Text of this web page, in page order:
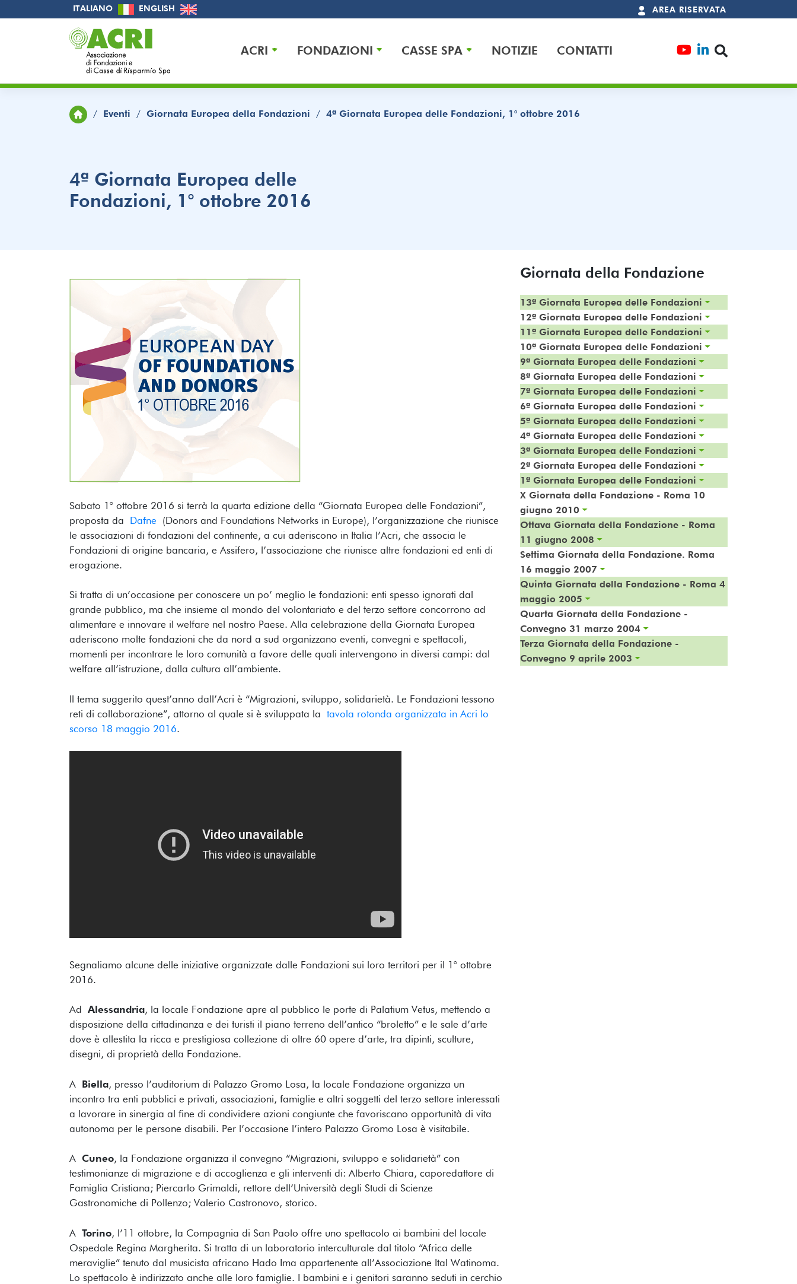
to
ITALIANO ENGLISH AREA RISERVATA
ACRI FONDAZIONI CASSE SPA NOTIZIE CONTATTI
/ Eventi / Giornata Europea della Fondazioni / 4ª Giornata Europea delle Fondazioni, 1° ottobre 2016
4ª Giornata Europea delle
Fondazioni, 1° ottobre 2016
Sabato 1° ottobre 2016 si terrà la quarta edizione della “Giornata Europea delle Fondazioni”,
proposta da Dafne (Donors and Foundations Networks in Europe), l’organizzazione che riunisce
le associazioni di fondazioni del continente, a cui aderiscono in Italia l’Acri, che associa le
Fondazioni di origine bancaria, e Assifero, l’associazione che riunisce altre fondazioni ed enti di
erogazione.
Si tratta di un’occasione per conoscere un po’ meglio le fondazioni: enti spesso ignorati dal
grande pubblico, ma che insieme al mondo del volontariato e del terzo settore concorrono ad
alimentare e innovare il welfare nel nostro Paese. Alla celebrazione della Giornata Europea
aderiscono molte fondazioni che da nord a sud organizzano eventi, convegni e spettacoli,
momenti per incontrare le loro comunità a favore delle quali intervengono in diversi campi: dal
welfare all’istruzione, dalla cultura all’ambiente.
Il tema suggerito quest’anno dall’Acri è “Migrazioni, sviluppo, solidarietà. Le Fondazioni tessono
reti di collaborazione”, attorno al quale si è sviluppata la tavola rotonda organizzata in Acri lo
scorso 18 maggio 2016.
Segnaliamo alcune delle iniziative organizzate dalle Fondazioni sui loro territori per il 1° ottobre
2016.
Ad Alessandria, la locale Fondazione apre al pubblico le porte di Palatium Vetus, mettendo a
disposizione della cittadinanza e dei turisti il piano terreno dell’antico “broletto” e le sale d’arte
dove è allestita la ricca e prestigiosa collezione di oltre 60 opere d’arte, tra dipinti, sculture,
disegni, di proprietà della Fondazione.
A Biella, presso l’auditorium di Palazzo Gromo Losa, la locale Fondazione organizza un
incontro tra enti pubblici e privati, associazioni, famiglie e altri soggetti del terzo settore interessati
a lavorare in sinergia al fine di condividere azioni congiunte che favoriscano opportunità di vita
autonoma per le persone disabili. Per l’occasione l’intero Palazzo Gromo Losa è visitabile.
A Cuneo, la Fondazione organizza il convegno “Migrazioni, sviluppo e solidarietà” con
testimonianze di migrazione e di accoglienza e gli interventi di: Alberto Chiara, caporedattore di
Famiglia Cristiana; Piercarlo Grimaldi, rettore dell’Università degli Studi di Scienze
Gastronomiche di Pollenzo; Valerio Castronovo, storico.
A Torino, l’11 ottobre, la Compagnia di San Paolo offre uno spettacolo ai bambini del locale
Ospedale Regina Margherita. Si tratta di un laboratorio interculturale dal titolo “Africa delle
meraviglie” tenuto dal musicista africano Hado Ima appartenente all’Associazione Ital Watinoma.
Lo spettacolo è indirizzato anche alle loro famiglie. I bambini e i genitori saranno seduti in cerchio
Giornata della Fondazione
13ª Giornata Europea delle Fondazioni
12ª Giornata Europea delle Fondazioni
11ª Giornata Europea delle Fondazioni
10ª Giornata Europea delle Fondazioni
9ª Giornata Europea delle Fondazioni
8ª Giornata Europea delle Fondazioni
7ª Giornata Europea delle Fondazioni
6ª Giornata Europea delle Fondazioni
5ª Giornata Europea delle Fondazioni
4ª Giornata Europea delle Fondazioni
3ª Giornata Europea delle Fondazioni
2ª Giornata Europea delle Fondazioni
1ª Giornata Europea delle Fondazioni
X Giornata della Fondazione - Roma 10
giugno 2010
Ottava Giornata della Fondazione - Roma
11 giugno 2008
Settima Giornata della Fondazione. Roma
16 maggio 2007
Quinta Giornata della Fondazione - Roma 4
maggio 2005
Quarta Giornata della Fondazione -
Convegno 31 marzo 2004
Terza Giornata della Fondazione -
Convegno 9 aprile 2003